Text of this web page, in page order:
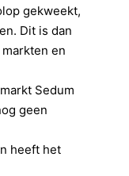
gekweekt,
Dit is dan
en
Sedum
geen
heeft het